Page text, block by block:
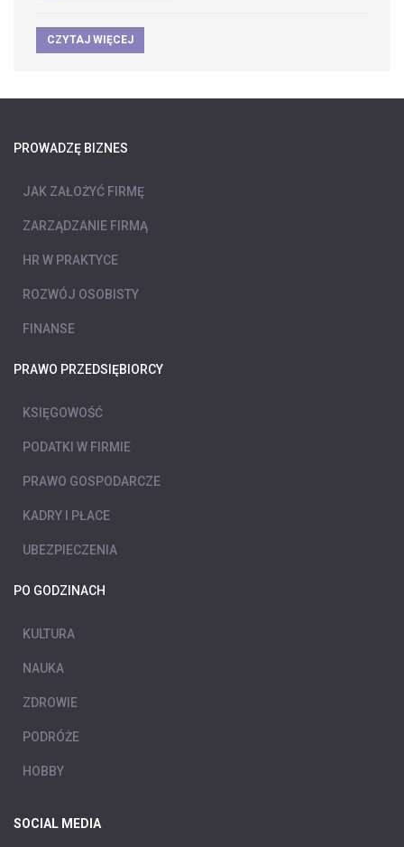
CZYTAJ WIĘCEJ
PROWADZĘ BIZNES
JAK ZAŁOŻYĆ FIRMĘ
ZARZĄDZANIE FIRMĄ
HR W PRAKTYCE
ROZWÓJ OSOBISTY
FINANSE
PRAWO PRZEDSIĘBIORCY
KSIĘGOWOŚĆ
PODATKI W FIRMIE
PRAWO GOSPODARCZE
KADRY I PŁACE
UBEZPIECZENIA
PO GODZINACH
KULTURA
NAUKA
ZDROWIE
PODRÓŻE
HOBBY
SOCIAL MEDIA